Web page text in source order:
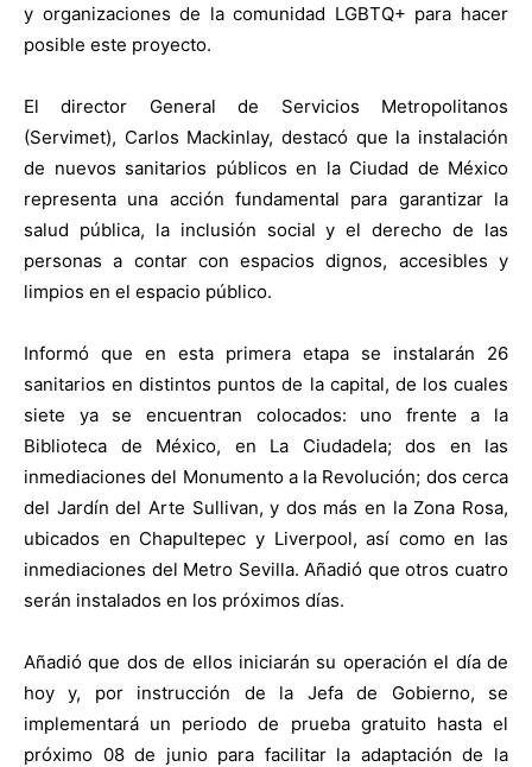
y organizaciones de la comunidad LGBTQ+ para hacer
posible este proyecto.
El director General de Servicios Metropolitanos
(Servimet), Carlos Mackinlay, destacó que la instalación
de nuevos sanitarios públicos en la Ciudad de México
representa una acción fundamental para garantizar la
salud pública, la inclusión social y el derecho de las
personas a contar con espacios dignos, accesibles y
limpios en el espacio público.
Informó que en esta primera etapa se instalarán 26
sanitarios en distintos puntos de la capital, de los cuales
siete ya se encuentran colocados: uno frente a la
Biblioteca de México, en La Ciudadela; dos en las
inmediaciones del Monumento a la Revolución; dos cerca
del Jardín del Arte Sullivan, y dos más en la Zona Rosa,
ubicados en Chapultepec y Liverpool, así como en las
inmediaciones del Metro Sevilla. Añadió que otros cuatro
serán instalados en los próximos días.
Añadió que dos de ellos iniciarán su operación el día de
hoy y, por instrucción de la Jefa de Gobierno, se
implementará un periodo de prueba gratuito hasta el
próximo 08 de junio para facilitar la adaptación de la